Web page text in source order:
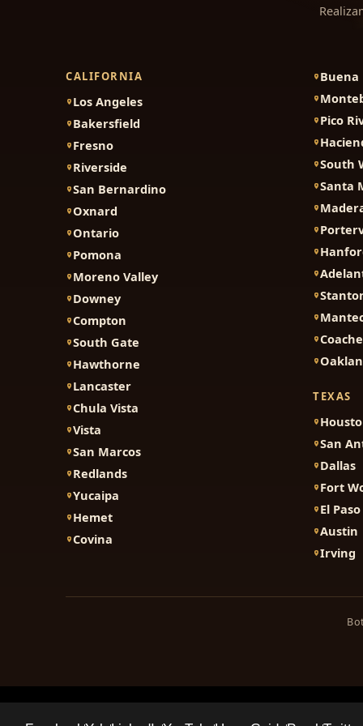
CALIFORNIA
Los Angeles
Bakersfield
Fresno
Riverside
San Bernardino
Oxnard
Ontario
Pomona
Moreno Valley
Downey
Compton
South Gate
Hawthorne
Lancaster
Chula Vista
Vista
San Marcos
Redlands
Yucaipa
Hemet
Covina
Buena
Pico
South
Santa
TEXAS
San
Dallas
Fort
El Paso
Austin
Irving